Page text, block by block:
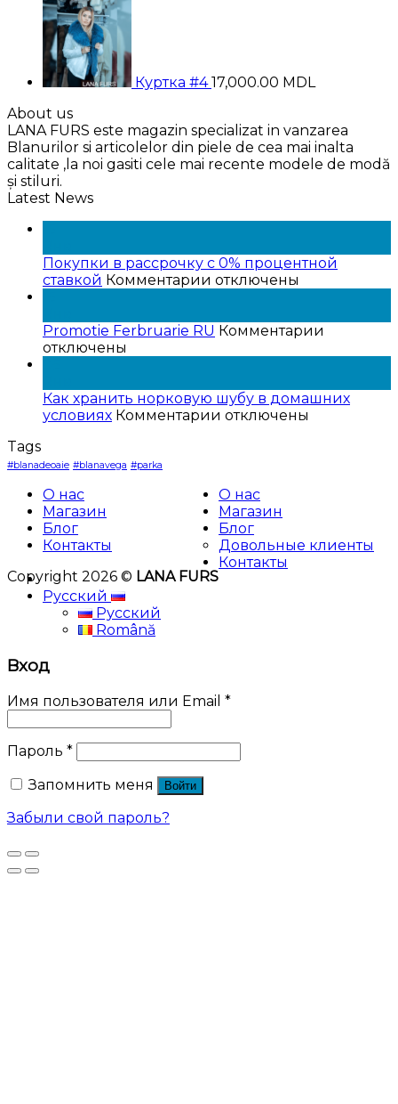
Куртка #4 17,000.00 MDL
About us
LANA FURS este magazin specializat in vanzarea
Blanurilor si articolelor din piele de cea mai inalta
calitate ,la noi gasiti cele mai recente modele de modă
și stiluri.
Latest News
Покупки в рассрочку с 0% процентной
ставкой Комментарии к
в
процентной
ставкой
отключены
Promotie Ferbruarie RU Комментарии
RU
отключены
Как хранить норковую шубу в домашних
условиях Комментарии к
шубу
в
домашних
условиях
отключены
Tags
#blanadeoaie #blanavega #parka
О нас
Магазин
Блог
Контакты
Copyright 2026 © LANA FURS
О нас
Магазин
Блог
Довольные клиенты
Контакты
Русский
Русский
Română
Вход
Имя пользователя или Email *
Пароль *
Запомнить меня
Войти
Забыли свой пароль?